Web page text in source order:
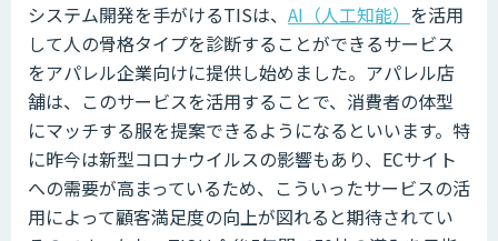
システム開発を手がけるTISは、 AI（人工知能） を活用
して人の骨格タイプを診断することができるサービス
をアパレル企業向けに提供し始めました。アパレル店
舗は、このサービスを活用することで、消費者の体型
にマッチする服を提案できるようになるといいます。特
に昨今は新型コロナウイルスの影響もあり、ECサイト
への需要が高まっているため、こういったサービスの活
用によって顧客満足度の向上が図れると期待されてい